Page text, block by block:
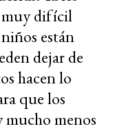
muy difícil
están
dejar de
hacen lo
que los
menos